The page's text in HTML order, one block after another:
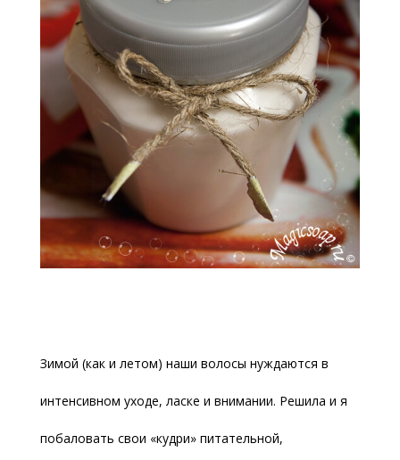
Зимой (как и летом) наши волосы нуждаются в
интенсивном уходе, ласке и внимании. Решила и я
побаловать свои «кудри» питательной,